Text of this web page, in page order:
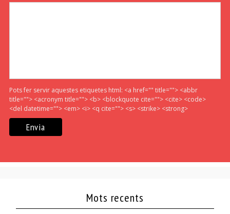
Pots fer servir aquestes etiquetes html: <a href="" title=""> <abbr
title=""> <acronym title=""> <b> <blockquote cite=""> <cite> <code>
<del datetime=""> <em> <i> <q cite=""> <s> <strike> <strong>
Mots recents